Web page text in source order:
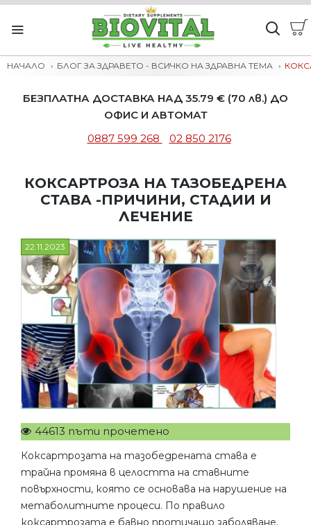
НАЧАЛО БЛОГ ЗА ЗДРАВЕТО - ВСИЧКО НА ЗДРАВНА ТЕМА
БЕЗПЛАТНА ДОСТАВКА НАД 35.79 € (70 лв.) ДО
ОФИС И АВТОМАТ
0887 599 268
02 850 2176
КОКСАРТРОЗА НА ТАЗОБЕДРЕНА
СТАВА -ПРИЧИНИ, СТАДИИ И
ЛЕЧЕНИЕ
22.11.2023
44613 пъти прочетено
Коксартрозата на тазобедрената става е
трайна промяна в целостта на ставните
повърхности, която се основава на нарушение на
метаболитните процеси. По правило
коксартрозата е бавно протичащо заболяване,